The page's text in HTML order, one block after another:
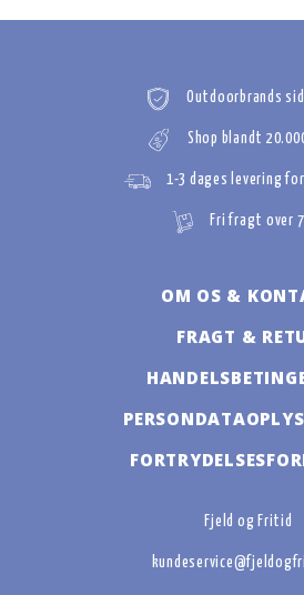
Outdoorbrands
Shop blandt
1-3 dages levering
Fri fragt over
OM OS &
FRAGT &
Fjeld og Fritid